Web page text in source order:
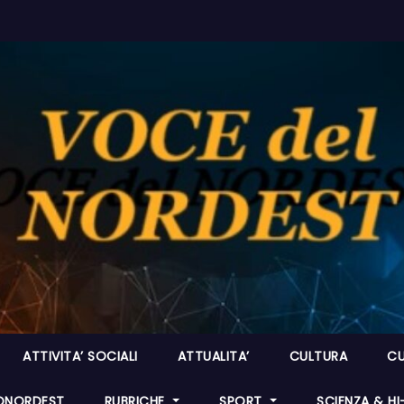
ATTIVITA’ SOCIALI ATTUALITA’ CULTURA